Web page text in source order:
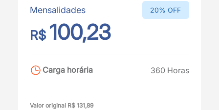
Mensalidades
R$ 100,23
20% OFF
Carga horária 360 Horas
Valor original R$ 131,89